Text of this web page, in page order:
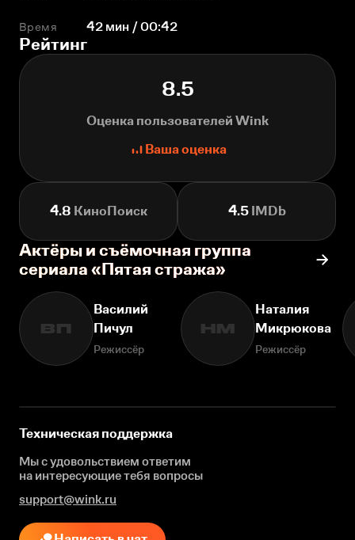
Время 42 мин / 00:42
Рейтинг
8.5
Оценка пользователей Wink
Ваша оценка
4.8 КиноПоиск 4.5IMDb
Актёры и съёмочная группа
сериала «Пятая стража»
ВП
Василий
Пичул
Режиссёр
НМ
Наталия
Микрюкова
Режиссёр
Техническая поддержка
Мы с удовольствием ответим
на интересующиетебя вопросы
support@wink.ru